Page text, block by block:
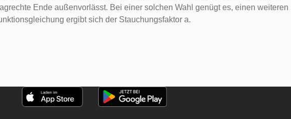
Ende außenvorlässt. Bei einer solchen Wahl genügt es, einen weiteren
ergibt sich der Stauchungsfaktor a.